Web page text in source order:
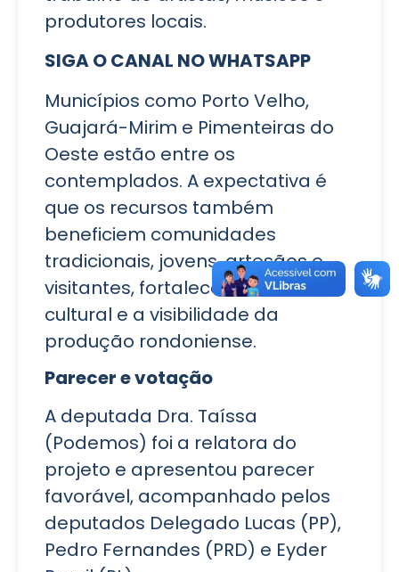
produtores locais.
SIGA O CANAL NO WHATSAPP
Municípios como Porto Velho,
Guajará-Mirim e Pimenteiras do
Oeste estão entre os
contemplados. A expectativa é
que os recursos também
beneficiem comunidades
tradicionais, jovens, artesãos e
visitantes, fortalecendo o circuito
cultural e a visibilidade da
produção rondoniense.
Parecer e votação
A deputada Dra. Taíssa
(Podemos) foi a relatora do
projeto e apresentou parecer
favorável, acompanhado pelos
deputados Delegado Lucas (PP),
Pedro Fernandes (PRD) e Eyder